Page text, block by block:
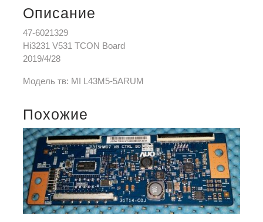
Описание
47-6021329
Hi3231 V531 TCON Board
2019/4/28
Модель тв: MI L43M5-5ARUM
Похожие